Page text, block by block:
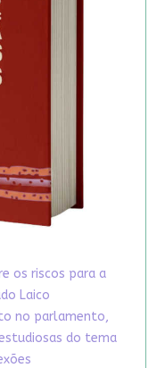
os riscos para a
Laico
no parlamento,
do tema